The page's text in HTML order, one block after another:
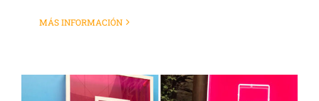
MÁS INFORMACIÓN